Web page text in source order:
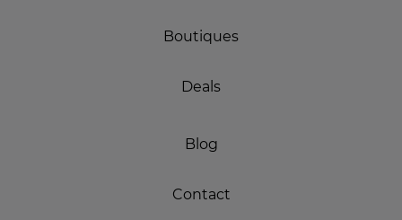
Boutiques
Deals
Blog
Contact